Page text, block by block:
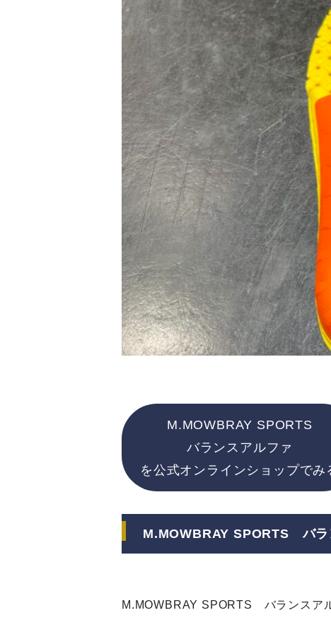
M.MOWBRAY SPORTS
バランスアルファ
を公式オンラインショップでみ
M.MOWBRAY SPORTS バ
M.MOWBRAY SPORTS バランスア